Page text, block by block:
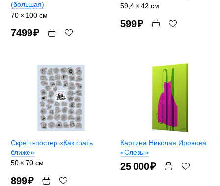
(большая)
70 × 100 см
7499₽
59,4 × 42 см
599₽
Скретч-постер «Как стать
ближе»
50 × 70 см
899₽
Картина Николая Иронова
«Слезы»
25 000₽